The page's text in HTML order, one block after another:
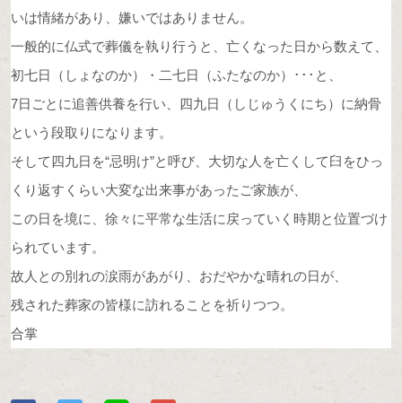
いは情緒があり、嫌いではありません。
一般的に仏式で葬儀を執り行うと、亡くなった日から数えて、
初七日（しょなのか）・二七日（ふたなのか）･･･と、
7日ごとに追善供養を行い、四九日（しじゅうくにち）に納骨
という段取りになります。
そして四九日を“忌明け”と呼び、大切な人を亡くして臼をひっ
くり返すくらい大変な出来事があったご家族が、
この日を境に、徐々に平常な生活に戻っていく時期と位置づけ
られています。
故人との別れの涙雨があがり、おだやかな晴れの日が、
残された葬家の皆様に訪れることを祈りつつ。
合掌